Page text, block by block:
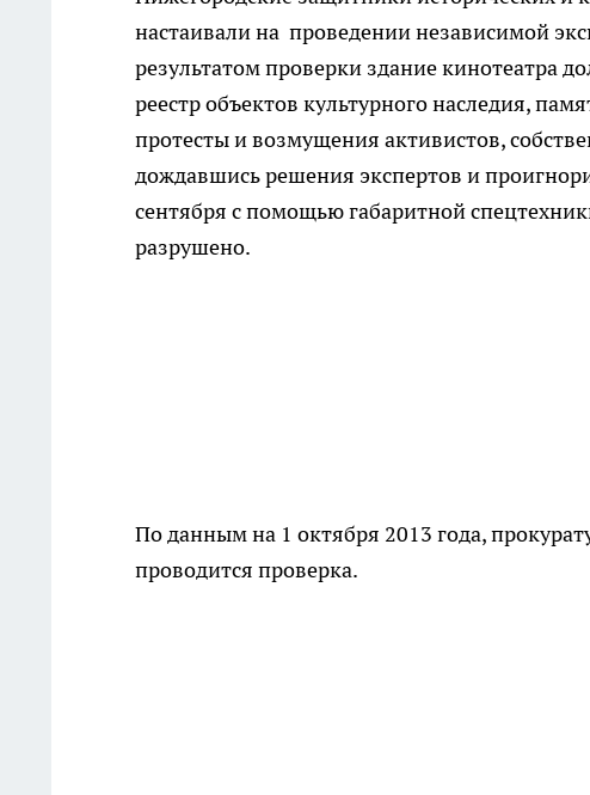
настаивали на проведении независимой
результатом проверки здание кинотеатра
реестр объектов культурного наследия,
протесты и возмущения активистов,
дождавшись решения экспертов и
сентября с помощью габаритной
разрушено.
По данным на 1 октября 2013 года,
проводится проверка.